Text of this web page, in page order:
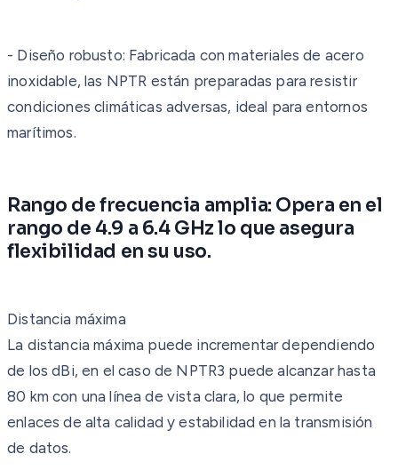
- Diseño robusto: Fabricada con materiales de acero
inoxidable, las NPTR están preparadas para resistir
condiciones climáticas adversas, ideal para entornos
marítimos.
Rango de frecuencia amplia: Opera en el
rango de 4.9 a 6.4 GHz lo que asegura
flexibilidad en su uso.
Distancia máxima
La distancia máxima puede incrementar dependiendo
de los dBi, en el caso de NPTR3 puede alcanzar hasta
80 km con una línea de vista clara, lo que permite
enlaces de alta calidad y estabilidad en la transmisión
de datos.